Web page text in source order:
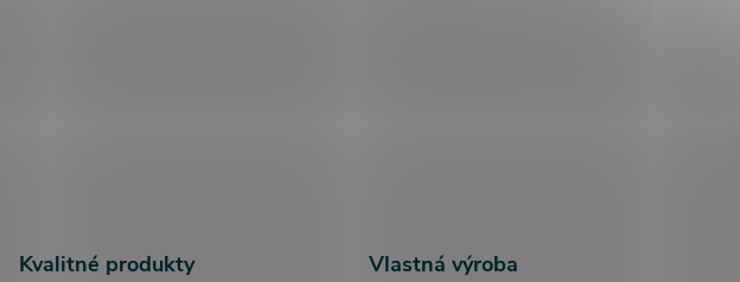
Kvalitné produkty Vlastná výroba